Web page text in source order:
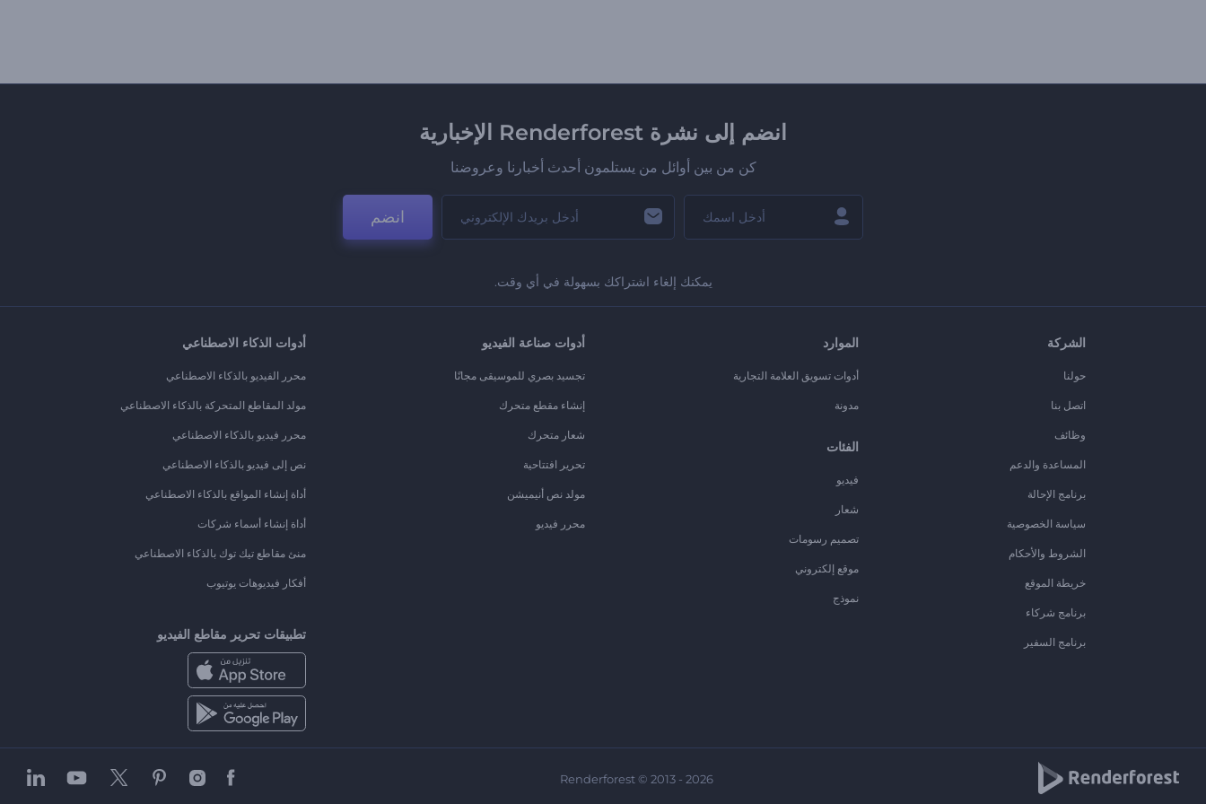
انضم إلى نشرة Renderforest الإخبارية
كن من بين أوائل من يستلمون أحدث أخبارنا وعروضنا
انضم
يمكنك إلغاء اشتراكك بسهولة في أي وقت.
الشركة
حولنا
اتصل بنا
وظائف
المساعدة والدعم
برنامج الإحالة
سياسة الخصوصية
الشروط والأحكام
خريطة الموقع
برنامج شركاء
برنامج السفير
الموارد
أدوات تسويق العلامة التجارية
مدونة
الفئات
فيديو
شعار
تصميم رسومات
موقع إلكتروني
نموذج
أدوات صناعة الفيديو
تجسيد بصري للموسيقى مجانًا
إنشاء مقطع متحرك
شعار متحرك
تحرير افتتاحية
مولد نص أنيميشن
محرر فيديو
أدوات الذكاء الاصطناعي
محرر الفيديو بالذكاء الاصطناعي
مولد المقاطع المتحركة بالذكاء الاصطناعي
محرر فيديو بالذكاء الاصطناعي
نص إلى فيديو بالذكاء الاصطناعي
أداة إنشاء المواقع بالذكاء الاصطناعي
أداة إنشاء أسماء شركات
منئ مقاطع تيك توك بالذكاء الاصطناعي
أفكار فيديوهات يوتيوب
تطبيقات تحرير مقاطع الفيديو
Renderforest © 2013 - 2026